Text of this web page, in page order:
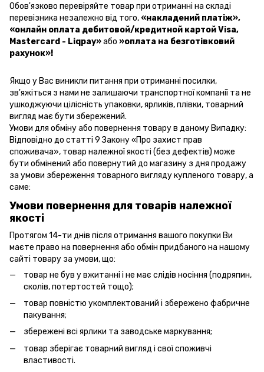
Обов'язково перевіряйте товар при отриманні на складі
перевізника незалежно від того, «накладений платіж»,
«онлайн оплата дебитовой/кредитной картой Visa,
Mastercard - Liqpay»або »оплата на безготівковий
рахунок»!
Якщо у Вас виникли питання при отриманні посилки,
зв'яжіться з нами не залишаючи транспортної компанії та не
ушкоджуючи цілісність упаковки, ярликів, плівки, товарний
вигляд має бути збережений.
Умови для обміну або повернення товару в даному Випадку:
Відповідно до статті 9 Закону «Про захист прав
споживача», товар належної якості (без дефектів) може
бути обмінений або повернутий до магазину з дня продажу
за умови збереження товарного вигляду купленого товару, а
саме:
Умови повернення для товарів належної
якості
Протягом 14-ти днів після отримання вашого покупки Ви
маєте право на повернення або обмін придбаного на нашому
сайті товару за умови, що:
товар не був у вжитанні і не має слідів носіння (подряпин,
сколів, потертостей тощо);
товар повністю укомплектований і збережено фабричне
пакування;
збережені всі ярлики та заводське маркування;
товар зберігає товарний вигляд і свої споживчі
властивості.